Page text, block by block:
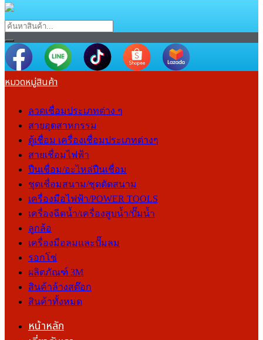
หมวดหมู่สินค้า
ลวดเชื่อมประเภทต่าง ๆ
สายอุตสาหกรรม
ตู้เชื่อม เครื่องเชื่อมประเภทต่างๆ
สายเชื่อมไฟฟ้า
ปืนเชื่อม/อะไหล่ปืนเชื่อม
ชุดเชื่อมสนาม/ชุดตัดสนาม
เครื่องมือไฟฟ้า/POWER TOOLS
เครื่องฉีดน้ำ/เครื่องสูบน้ำ/ปั๊มน้ำ
ลูกล้อ
เครื่องมือลมและปั๊มลม
รอกโซ่
ผลิตภัณฑ์ 3M
สินค้าล้างสต๊อก
สินค้าทั้งหมด
หน้าหลัก